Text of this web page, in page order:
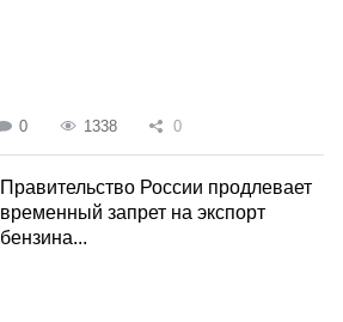
0 1338 0
Правительство России продлевает
временный запрет на экспорт
бензина...